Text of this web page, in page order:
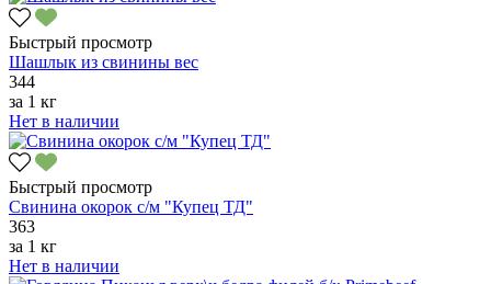
Быстрый просмотр
Шашлык из свинины вес
344
за 1 кг
Нет в наличии
Быстрый просмотр
Свинина окорок с/м "Купец ТД"
363
за 1 кг
Нет в наличии